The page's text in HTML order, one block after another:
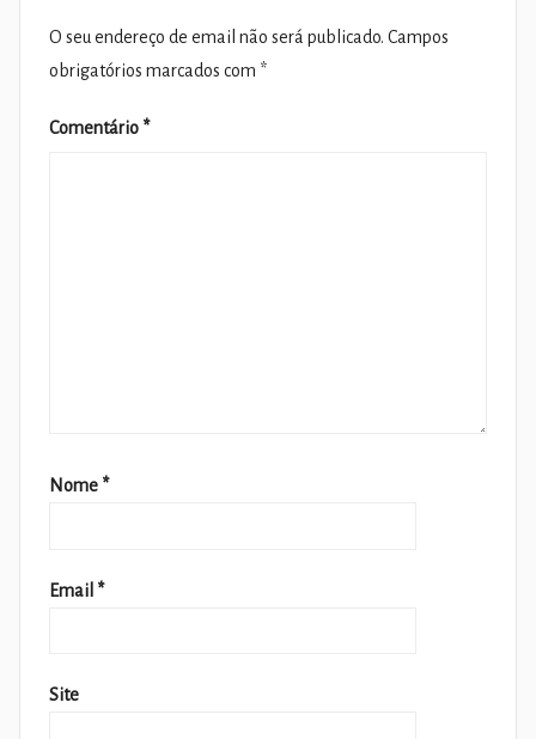
O seu endereço de email não será publicado. Campos
obrigatórios marcados com *
Comentário *
Nome *
Email *
Site